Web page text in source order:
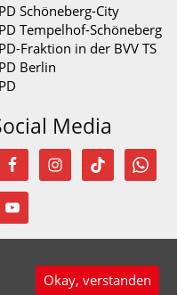
Schöneberg-City
Tempelhof-Schöneberg
Fraktion in der BVV TS
Berlin
Media
2026
Nach oben
Okay, verstanden